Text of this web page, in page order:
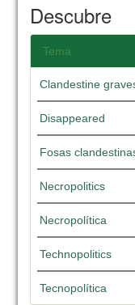
Descubre
Tema
Clandestine
Disappeared
Fosas
Necropolitics
Necropolítica
Technopolitics
Tecnopolítica